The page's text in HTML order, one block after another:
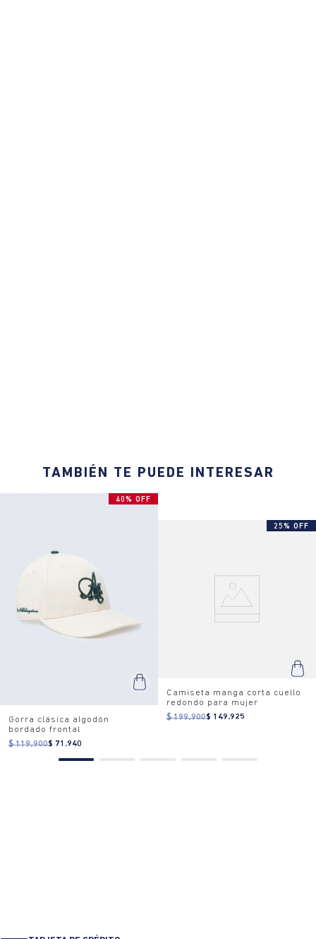
TAMBIÉN TE PUEDE INTERESAR
40% OFF
Gorra clásica algodón
bordado frontal
$ 119.900$ 71.940
25% OFF
Camiseta manga corta cuello
redondo para mujer
$ 199.900$ 149.925